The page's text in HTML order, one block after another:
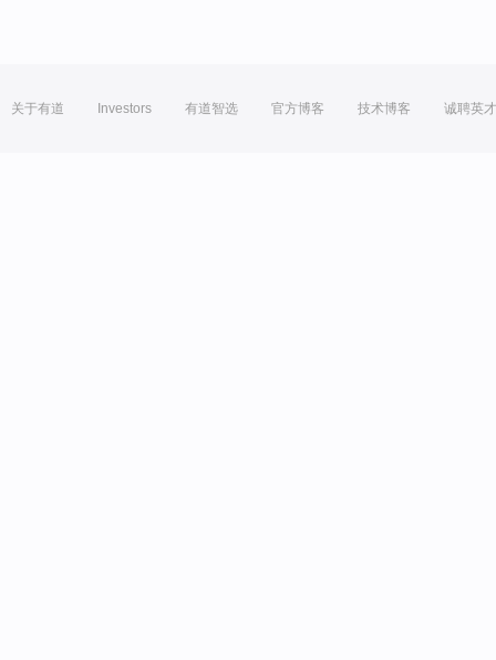
关于有道 Investors 有道智选 官方博客 技术博客 诚聘英才